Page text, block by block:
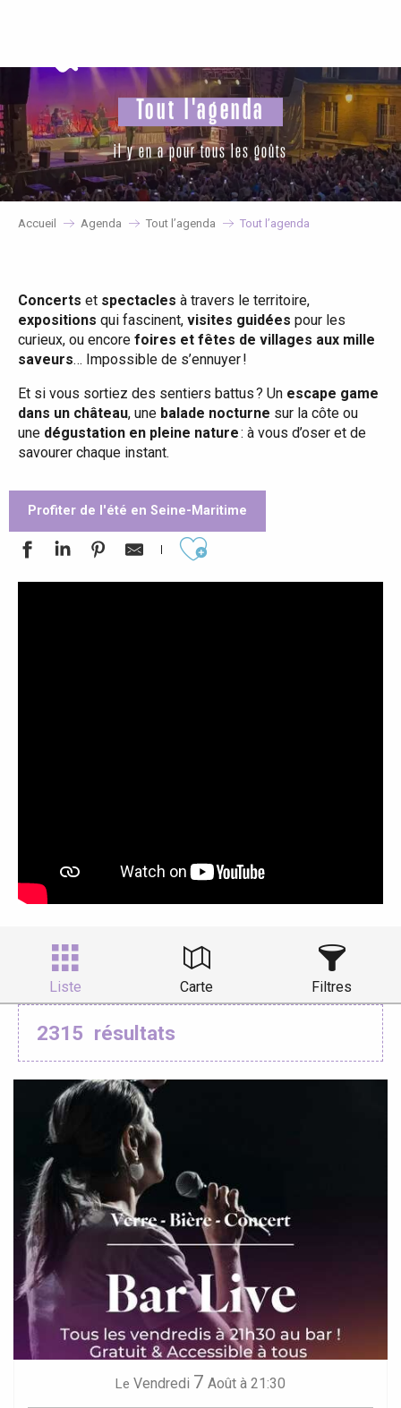
principal
Tout l'agenda
il y en a pour tous les goûts
Accueil Agenda Tout l’agenda Tout l’agenda
Concerts et spectacles à travers le territoire,
expositions qui fascinent, visites guidées pour les
curieux, ou encore foires et fêtes de villages aux mille
saveurs… Impossible de s’ennuyer !
Et si vous sortiez des sentiers battus ? Un escape game
dans un château, une balade nocturne sur la côte ou
une dégustation en pleine nature: à vous d’oser et de
savourer chaque instant.
Profiter de l'été en Seine-Maritime
Ajouter aux favoris
Liste Carte Filtres
2315 résultats
Le Vendredi 7 Août à 21:30